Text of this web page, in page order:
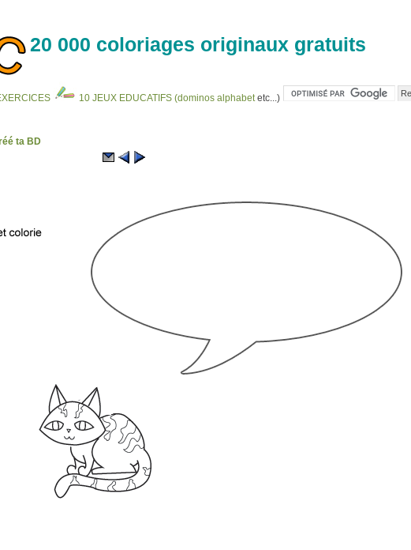
20 000 coloriages originaux gratuits
10 JEUX EDUCATIFS (dominos alphabetetc...)
ta BD